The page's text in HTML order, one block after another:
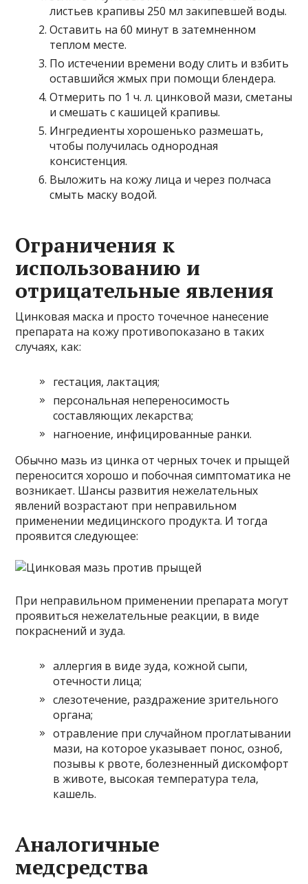
листьев крапивы 250 мл закипевшей воды.
Оставить на 60 минут в затемненном
теплом месте.
По истечении времени воду слить и взбить
оставшийся жмых при помощи блендера.
Отмерить по 1 ч. л. цинковой мази, сметаны
и смешать с кашицей крапивы.
Ингредиенты хорошенько размешать,
чтобы получилась однородная
консистенция.
Выложить на кожу лица и через полчаса
смыть маску водой.
Ограничения к
использованию и
отрицательные явления
Цинковая маска и просто точечное нанесение
препарата на кожу противопоказано в таких
случаях, как:
гестация, лактация;
персональная непереносимость
составляющих лекарства;
нагноение, инфицированные ранки.
Обычно мазь из цинка от черных точек и прыщей
переносится хорошо и побочная симптоматика не
возникает. Шансы развития нежелательных
явлений возрастают при неправильном
применении медицинского продукта. И тогда
проявится следующее:
При неправильном применении препарата могут
проявиться нежелательные реакции, в виде
покраснений и зуда.
аллергия в виде зуда, кожной сыпи,
отечности лица;
слезотечение, раздражение зрительного
органа;
отравление при случайном проглатывании
мази, на которое указывает понос, озноб,
позывы к рвоте, болезненный дискомфорт
в животе, высокая температура тела,
кашель.
Аналогичные
медсредства